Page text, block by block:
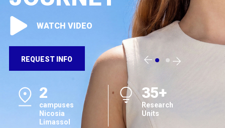
WATCH VIDEO
REQUEST INFO
2
campuses
Nicosia
Limassol
35+
Research
Units